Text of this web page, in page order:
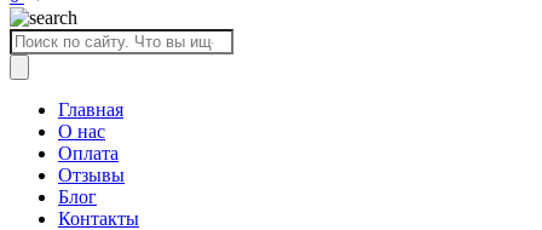
Поиск
товаров
Главная
О нас
Оплата
Отзывы
Блог
Контакты